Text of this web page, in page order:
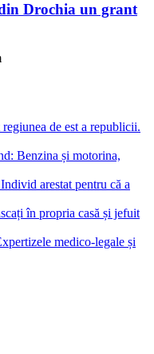
Drochia un grant
de est a republicii.
Benzina și motorina,
arestat pentru că a
în propria casă și jefuit
medico-legale și